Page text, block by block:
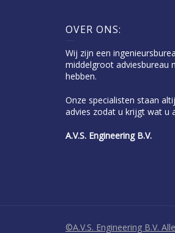
OVER ONS:
Wij zijn een
middelgroot adviesbureau
hebben.
Onze specialisten staan
advies zodat u krijgt wat u
A.V.S. Engineering B.V.
©A.V.S. Engineering B.V.